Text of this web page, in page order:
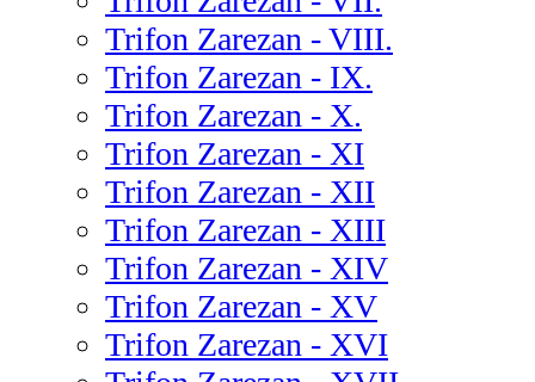
Trifon Zarezan - VIII.
Trifon Zarezan - IX.
Trifon Zarezan - X.
Trifon Zarezan - XI
Trifon Zarezan - XII
Trifon Zarezan - XIII
Trifon Zarezan - XIV
Trifon Zarezan - XV
Trifon Zarezan - XVI